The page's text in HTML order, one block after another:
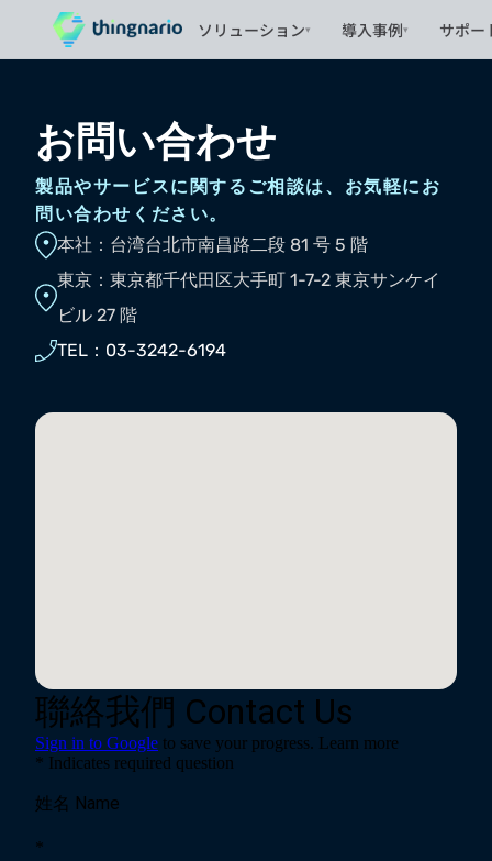
お問い合わせ
製品やサービスに関するご相談は、お気軽にお
問い合わせください。
本社：台湾台北市南昌路二段 81 号 5 階
東京：東京都千代田区大手町 1-7-2 東京サンケイ
ビル 27 階
TEL：03-3242-6194
ソリューション▾ 導入事例▾ サポー